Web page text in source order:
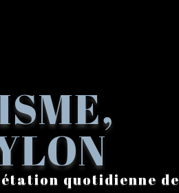
quotidienne de